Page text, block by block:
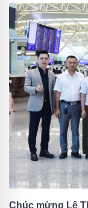
Chúc mừng Lê